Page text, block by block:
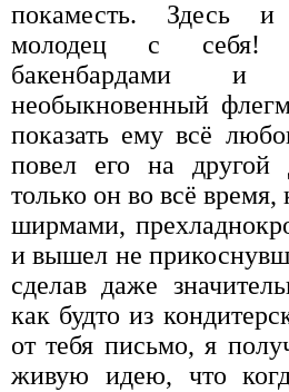
покаместь. Здесь
молодец с себя!
бакенбардами
необыкновенный
показать ему всё
повел его на другой
только он во всё время,
ширмами,
и вышел не
сделав даже
как будто из
от тебя письмо, я
живую идею, что